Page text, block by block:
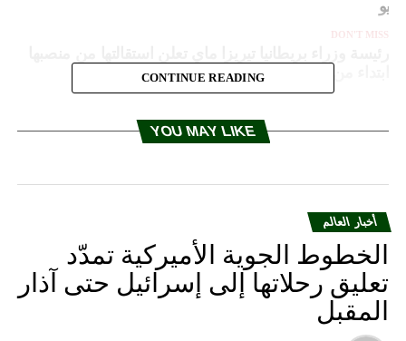
DON'T MISS
CONTINUE READING
YOU MAY LIKE
أخبار العالم
الخطوط الجوية الأميركية تمدّد
تعليق رحلاتها إلى إسرائيل حتى آذار
المقبل